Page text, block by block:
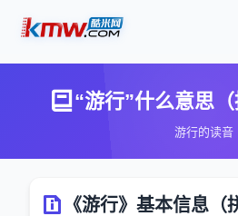
“游行”什么意思（
游行的读音
《游行》基本信息（